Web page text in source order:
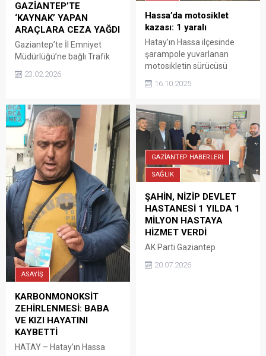
GAZİANTEP’TE
‘KAYNAK’ YAPAN
ARAÇLARA CEZA YAĞDI
Gaziantep’te İl Emniyet
Müdürlüğü’ne bağlı Trafik
ekipleri, kaynak yaparak
araç sürücüye 864 bin 724 tl
cezai işlem uygulandı.
Gaziantep İl Emniyet
Müdürlüğü’ne bağlı Trafik
Denetleme Şube Müdürlüğü
ekipleri son bir hafta
içerisinde kent genelinde
denetim gerçekleştirdi.
Denetimler kapsamında,
694 araç sürücüsüne 864
bin...
23.02.2026
Hassa’da motosiklet
kazası: 1 yaralı
Hatay’ın Hassa ilçesinde
şarampole yuvarlanan
motosikletin sürücüsü
16.10.2025
ASAYİŞ
KARBONMONOKSİT
ZEHİRLENMESİ: BABA
VE KIZI HAYATINI
KAYBETTİ
HATAY – Hatay’ın Hassa
GAZİANTEP HABERLERİ
SAĞLIK
ŞAHİN, NİZİP DEVLET
HASTANESİ 1 YILDA 1
MİLYON HASTAYA
HİZMET VERDİ
AK Parti Gaziantep
Milletvekili Ali Şahin, 28
Haziran 2025 tarihinde
20.07.2026